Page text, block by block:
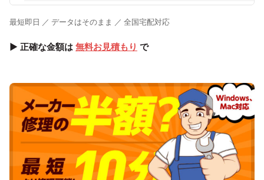
最短即日 ／ データはそのまま ／ 全国宅配対応
▶ 正確な金額は 無料お見積もり で